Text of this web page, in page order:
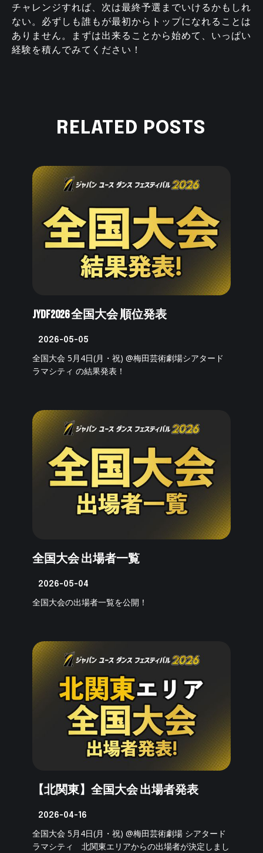
チャレンジすれば、次は最終予選までいけるかもしれ
ない。必ずしも誰もが最初からトップになれることは
ありません。まずは出来ることから始めて、いっぱい
経験を積んでみてください！
RELATED POSTS
JYDF2026 全国大会 順位発表
2026-05-05
全国大会 5月4日(月・祝) @梅田芸術劇場シアタード
ラマシティ の結果発表！
全国大会 出場者一覧
2026-05-04
全国大会の出場者一覧を公開！
【北関東】全国大会 出場者発表
2026-04-16
全国大会 5月4日(月・祝) @梅田芸術劇場 シアタード
ラマシティ 北関東エリアからの出場者が決定しまし